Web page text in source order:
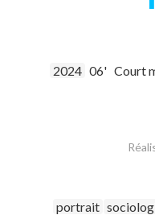
2024 06' Court
portrait